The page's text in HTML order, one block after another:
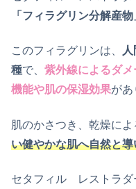
「フ ィラグリン分解産
このフィラグリンは、
種で、 紫外線によるダ
機能や肌の保湿効果があ
肌のかさつき、乾燥によ
い健やかな肌へ自然と
セタフィル レストラダ